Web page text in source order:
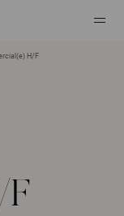
H/F
F